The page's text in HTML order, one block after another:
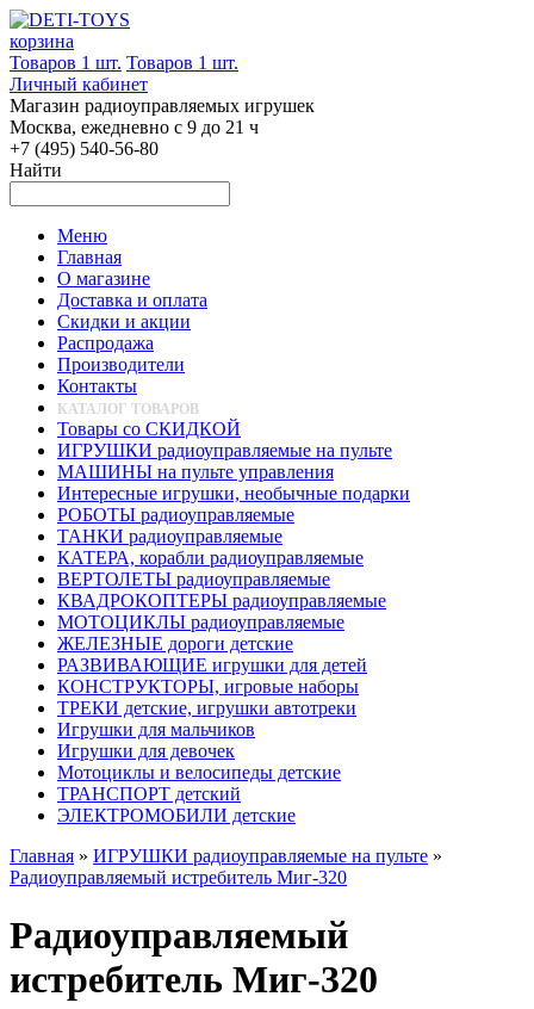
корзина
Товаров 1 шт. Товаров 1 шт.
Личный кабинет
Магазин радиоуправляемых игрушек
Москва, ежедневно с 9 до 21 ч
+7 (495) 540-56-80
Найти
Меню
Главная
О магазине
Доставка и оплата
Скидки и акции
Распродажа
Производители
Контакты
КАТАЛОГ ТОВАРОВ
Товары со СКИДКОЙ
ИГРУШКИ радиоуправляемые на пульте
МАШИНЫ на пульте управления
Интересные игрушки, необычные подарки
РОБОТЫ радиоуправляемые
ТАНКИ радиоуправляемые
КАТЕРА, корабли радиоуправляемые
ВЕРТОЛЕТЫ радиоуправляемые
КВАДРОКОПТЕРЫ радиоуправляемые
МОТОЦИКЛЫ радиоуправляемые
ЖЕЛЕЗНЫЕ дороги детские
РАЗВИВАЮЩИЕ игрушки для детей
КОНСТРУКТОРЫ, игровые наборы
ТРЕКИ детские, игрушки автотреки
Игрушки для мальчиков
Игрушки для девочек
Мотоциклы и велосипеды детские
ТРАНСПОРТ детский
ЭЛЕКТРОМОБИЛИ детские
Главная » ИГРУШКИ радиоуправляемые на пульте »
Радиоуправляемый истребитель Миг-320
Радиоуправляемый
истребитель Миг-320